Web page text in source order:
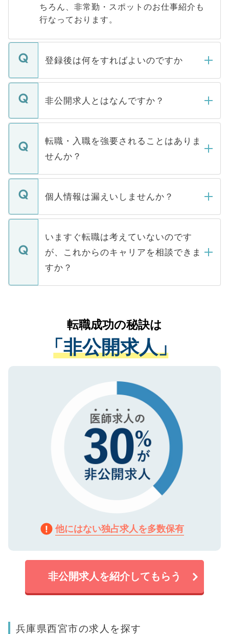
ちろん、非常勤・スポットのお仕事紹介も
行なっております。
登録後は何をすればよいのですか
ご登録いただきましたら、弊社担当者がご
登録内容を確認し、その後メールもしくは
ます。通常、5営業日以内にはご連絡をせて
いただきますので、しばらくお待ちくださ
非公開求人とはなんですか？
マイナビDOCTORで取り扱っている求人の
うち約3割は、Webサイトからご覧いただ
けない「非公開求人」です。非公開求人は
下記の理由によって、一般には公開してい
ません。
■応募殺到を避けるため 人気のある医療機
関を公にしてしまうと、応募が殺到する場
に、医療機関が求める条件に合った人材の
みを人材紹介会社に依頼するケースが増え
ています。
転職・入職を強要されることはありま
せんか？
転職・入職を強要することは一切ありませ
ん。また、仮に応募先から内定をいただい
定を承諾する必要はありません。内定先へ
の辞退の連絡はキャリアパートナーが行い
個人情報は漏えいしませんか？
個人情報が漏えいすることはありませんの
で、ご安心ください。当サイトからの登録
などで収集したご登録者様の個人情報は、
ご本人のキャリアアップおよび転職活動の
支援を目的に使用いたします。お預かりし
ているすべての個人データはご本人の許可
は、個人情報の取り扱いについての厳密な
管理基準を満たした事業者のみに付与され
る、プライバシーマークを取得済みです。
で、機密保持に関してもご安心ください。
いますぐ転職は考えていないのです
が、これからのキャリアを相談できま
すか？
かがいして、現在の医療機関の状況や紹介
経験をまじえながら、適切なアドバイスを
させていただきます。すぐにご転職をされ
ない方には、長期的なサポートが可能です
ので、まずはご登録ください。
転職成功の秘訣は
「非公開求人」
他にはない独占求人を多数保有
非公開求人を紹介してもらう
兵庫県西宮市の求人を探す